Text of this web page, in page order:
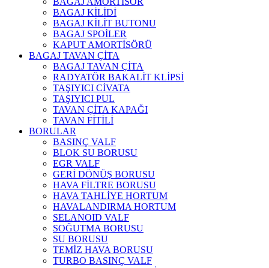
BAGAJ KİLİDİ
BAGAJ KİLİT BUTONU
BAGAJ SPOİLER
KAPUT AMORTİSÖRÜ
BAGAJ TAVAN ÇİTA
BAGAJ TAVAN ÇİTA
RADYATÖR BAKALİT KLİPSİ
TAŞIYICI CİVATA
TAŞIYICI PUL
TAVAN ÇİTA KAPAĞI
TAVAN FİTİLİ
BORULAR
BASINÇ VALF
BLOK SU BORUSU
EGR VALF
GERİ DÖNÜŞ BORUSU
HAVA FİLTRE BORUSU
HAVA TAHLİYE HORTUM
HAVALANDIRMA HORTUM
SELANOID VALF
SOĞUTMA BORUSU
SU BORUSU
TEMİZ HAVA BORUSU
TURBO BASINÇ VALF